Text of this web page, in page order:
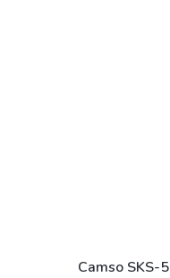
Camso